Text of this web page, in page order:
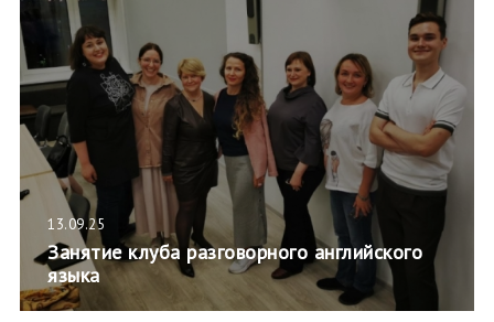
13.09.25
Занятие клуба разговорного английского
языка